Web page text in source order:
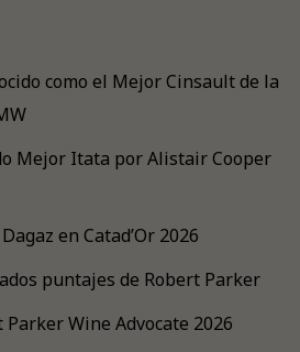
como el Mejor Cinsault de la
Mejor Itata por Alistair Cooper
en Catad’Or 2026
puntajes de Robert Parker
Wine Advocate 2026